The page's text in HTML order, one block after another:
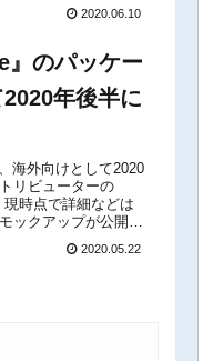
2020.06.10
』のパッケー
年後半に
海外向けとして2020
リビューターの
時点で詳細などは
ックアップが公開さ
2020.05.22